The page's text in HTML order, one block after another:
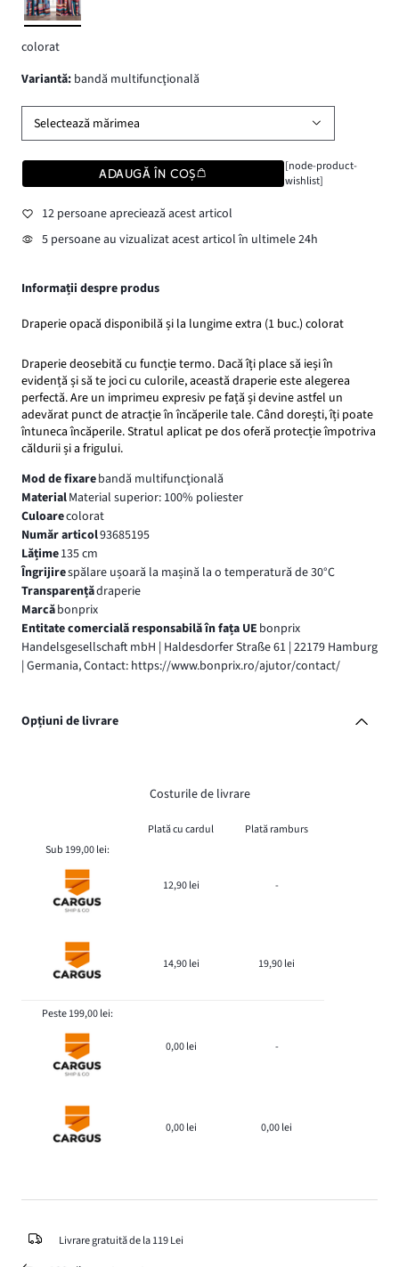
colorat
variantă: bandă multifuncţională
Selectează mărimea
ADAUGĂ ÎN COȘ
[node-product-
wishlist]
12 persoane apreciează acest articol
5 persoane au vizualizat acest articol în ultimele 24h
Informații despre produs
Draperie opacă disponibilă și la lungime extra (1 buc.) colorat
Draperie deosebită cu funcție termo. Dacă îți place să ieși în
evidență și să te joci cu culorile, această draperie este alegerea
perfectă. Are un imprimeu expresiv pe față și devine astfel un
adevărat punct de atracție în încăperile tale. Când dorești, îți poate
întuneca încăperile. Stratul aplicat pe dos oferă protecție împotriva
căldurii și a frigului.
Mod de fixarebandă multifuncţională
MaterialMaterial superior: 100% poliester
Culoarecolorat
Număr articol93685195
Lățime135 cm
Îngrijirespălare ușoară la mașină la o temperatură de 30°C
Transparențădraperie
Marcăbonprix
Entitate comercială responsabilă în fața UE bonprix
Handelsgesellschaft mbH | Haldesdorfer Straße 61 | 22179 Hamburg
| Germania, Contact: https://www.bonprix.ro/ajutor/contact/
Opțiuni de livrare
Costurile de livrare
Plată cu cardul
Plată ramburs
Sub 199,00 lei:
12,90 lei -
14,90 lei 19,90 lei
Peste 199,00 lei:
0,00 lei -
0,00 lei 0,00 lei
Livrare gratuită de la 119 Lei